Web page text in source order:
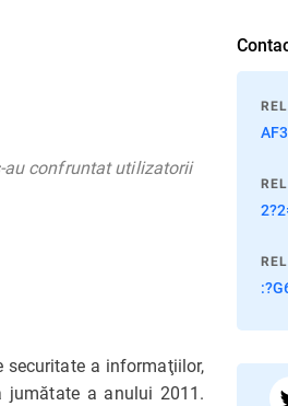
au confruntat utilizatorii
securitate a informaţiilor,
jumătate a anului 2011.